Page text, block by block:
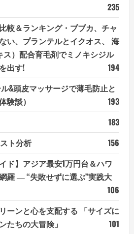
235
較＆ランキング・ブブカ、チャ
い、プランテルとイクオス、 海
ス）配合育毛剤でミノキシジル
出す!
194
&頭皮マッサージで薄毛防止と
験談）
193
183
ト分析
156
ド】アジア最安1万円台＆ハワ
羅 ― “失敗せずに選ぶ”実践大
106
ーンと心を支配する 「サイズに
たちの大冒険」
101